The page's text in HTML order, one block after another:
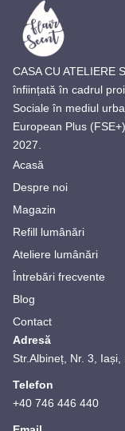
CASA CU ATELIERE
înființată în cadrul
Sociale în mediul
European Plus
2027.
Acasă
Despre noi
Magazin
Refill lumânări
Ateliere lumânări
Întrebări frecvente
Blog
Contact
Adresă
Str.Albineț, Nr. 3, Iași,
Telefon
+40 746 446 440